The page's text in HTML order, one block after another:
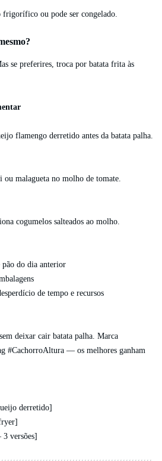
ou pode ser congelado.
se preferires, troca por batata frita às
flamengo derretido antes da batata palha.
malagueta no molho de tomate.
cogumelos salteados ao molho.
do dia anterior
de tempo e recursos
deixar cair batata palha. Marca
#CachorroAltura — os melhores ganham
derretido]
3 versões]